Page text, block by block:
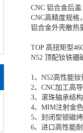
CNC 铝合金后盖
CNC高精度规格
铝合金外壳散热
TOP 高扭矩型
N52 顶配钕铁硼
1、N52高性能钕
2、CNC加工高
3、滚珠轴承结构
4、MIM注射金
5、封闭型锁磁
6、进口高性能